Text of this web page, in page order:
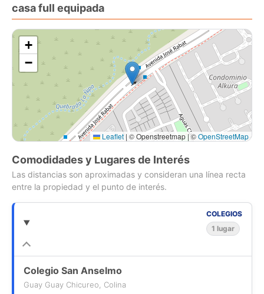
-Piscina con bomba de calor
-Quincho con muebles en obra
-Terraza techada
-Dormitorio de servicio con baño completo
-Logia interior
-Patio de servicio cerrado y techado
-Ventanas termopanel
-Calefacción por radiadores con caldera a gas.
-Ablandador de agua
casa full equipada
+
−
Leaflet | © Openstreetmap | ©OpenStreetMap
Comodidades y Lugares de Interés
Las distancias son aproximadas y consideran una línea recta
entre la propiedad y el punto de interés.
COLEGIOS
1 lugar
Colegio San Anselmo
Guay Guay Chicureo, Colina